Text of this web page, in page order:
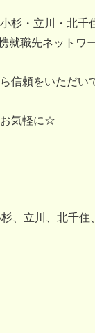
杉・立川・北千
職先ネットワー
信頼をいただ
お気軽に☆
、立川、北千